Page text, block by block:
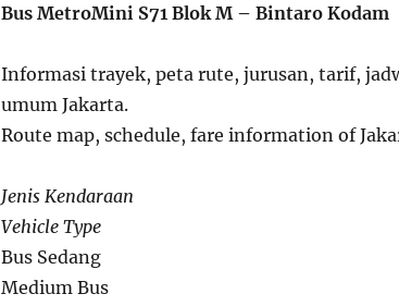
Bus MetroMini S71 Blok M – Bintaro Kodam
Informasi trayek, peta rute, jurusan, tarif,
umum Jakarta.
Route map, schedule, fare information of
Jenis Kendaraan
Vehicle Type
Bus Sedang
Medium Bus